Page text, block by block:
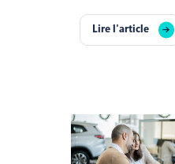
Lire l'article